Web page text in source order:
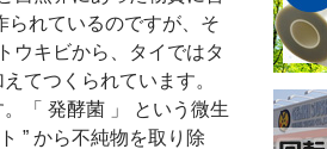
られているのですが、そ
ウキビから、タイではタ
てつくられています。
「 発酵菌 」 という微生
” から不純物を取り除